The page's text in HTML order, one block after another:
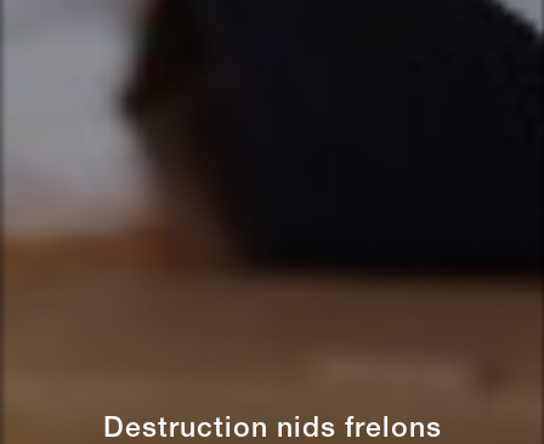
Destruction nids frelons